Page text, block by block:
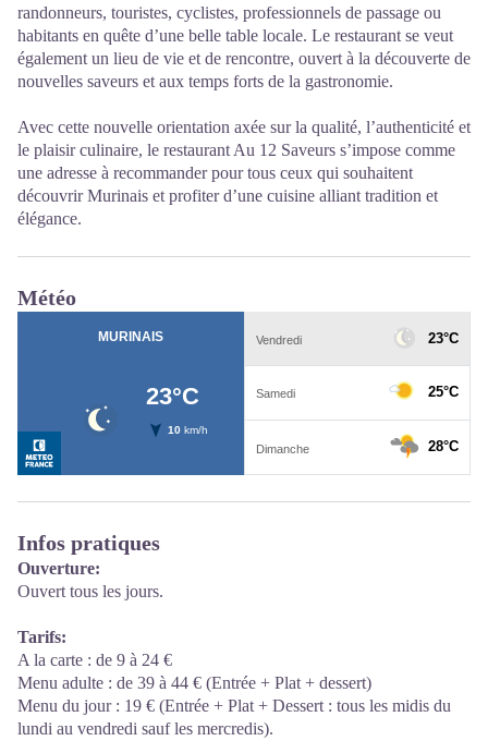
randonneurs, touristes, cyclistes, professionnels de passage ou
habitants en quête d’une belle table locale. Le restaurant se veut
également un lieu de vie et de rencontre, ouvert à la découverte de
nouvelles saveurs et aux temps forts de la gastronomie.
Avec cette nouvelle orientation axée sur la qualité, l’authenticité et
le plaisir culinaire, le restaurant Au 12 Saveurs s’impose comme
une adresse à recommander pour tous ceux qui souhaitent
découvrir Murinais et profiter d’une cuisine alliant tradition et
élégance.
Météo
Infos pratiques
Ouverture:
Ouvert tous les jours.
Tarifs:
A la carte : de 9 à 24 €
Menu adulte : de 39 à 44 € (Entrée + Plat + dessert)
Menu du jour : 19 € (Entrée + Plat + Dessert : tous les midis du
lundi au vendredi sauf les mercredis).